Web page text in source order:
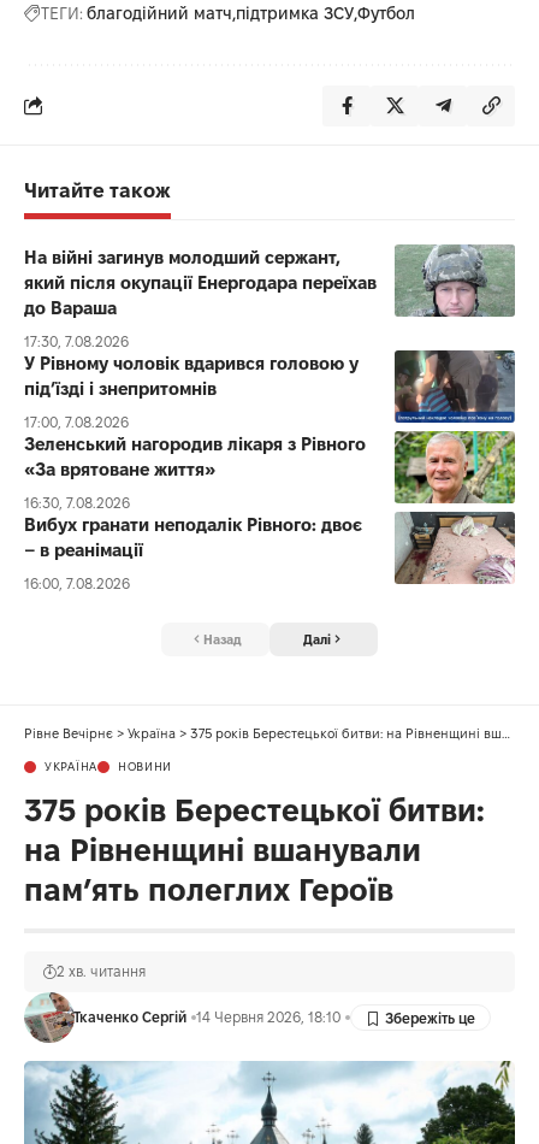
ТЕГИ: благодійний матч підтримка ЗСУФутбол
Читайте також
На війні загинув молодший сержант,
який після окупації Енергодара переїхав
до Вараша
17:30, 7.08.2026
У Рівному чоловік вдарився головою у
під’їзді і знепритомнів
17:00, 7.08.2026
Зеленський нагородив лікаря з Рівного
«За врятоване життя»
16:30, 7.08.2026
Вибух гранати неподалік Рівного: двоє
– в реанімації
16:00, 7.08.2026
Назад Далі
Рівне Вечірнє > Україна > 375 років Берестецької битви: на Рівненщині вшанували пам’ять полеглих Героїв
УКРАЇНА НОВИНИ
375 років Берестецької битви:
на Рівненщині вшанували
пам’ять полеглих Героїв
Ткаченко Сергій 14 Червня 2026, 18:10
2 хв. читання